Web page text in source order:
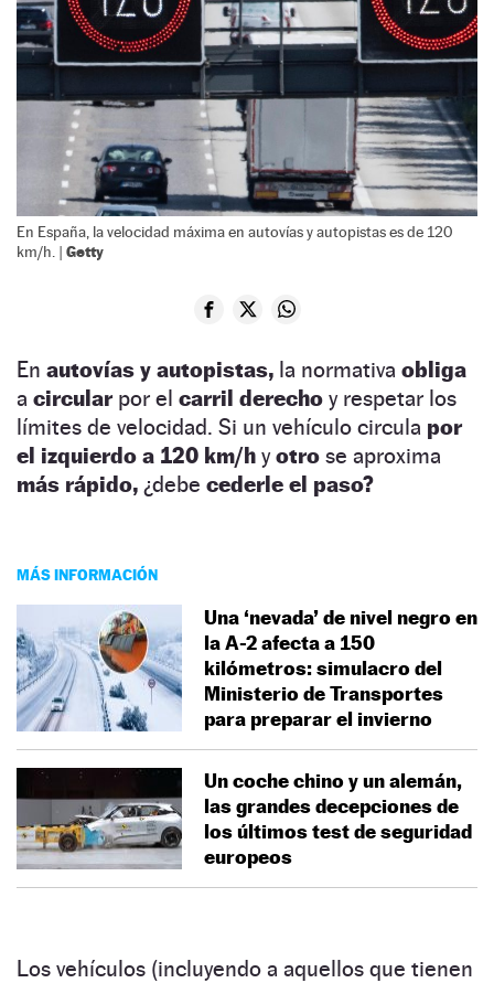
En España, la velocidad máxima en autovías y autopistas es de 120
km/h. | Getty
En autovías y autopistas, la normativa obliga
a circular por el carril derecho y respetar los
límites de velocidad. Si un vehículo circula por
el izquierdo a 120 km/h yotro se aproxima
más rápido, ¿debe cederle el paso?
MÁS INFORMACIÓN
Una ‘nevada’ de nivel negro en
la A-2 afecta a 150
kilómetros: simulacro del
Ministerio de Transportes
para preparar el invierno
Un coche chino y un alemán,
las grandes decepciones de
los últimos test de seguridad
europeos
Los vehículos (incluyendo a aquellos que tienen